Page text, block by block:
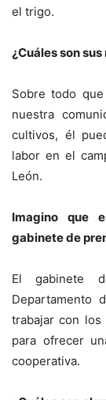
el trigo.
¿Cuáles son
Sobre todo
nuestra
cultivos, él
labor en el
León.
Imagino que
gabinete de
El gabinete
Departamento
trabajar con los
para ofrecer
cooperativa.